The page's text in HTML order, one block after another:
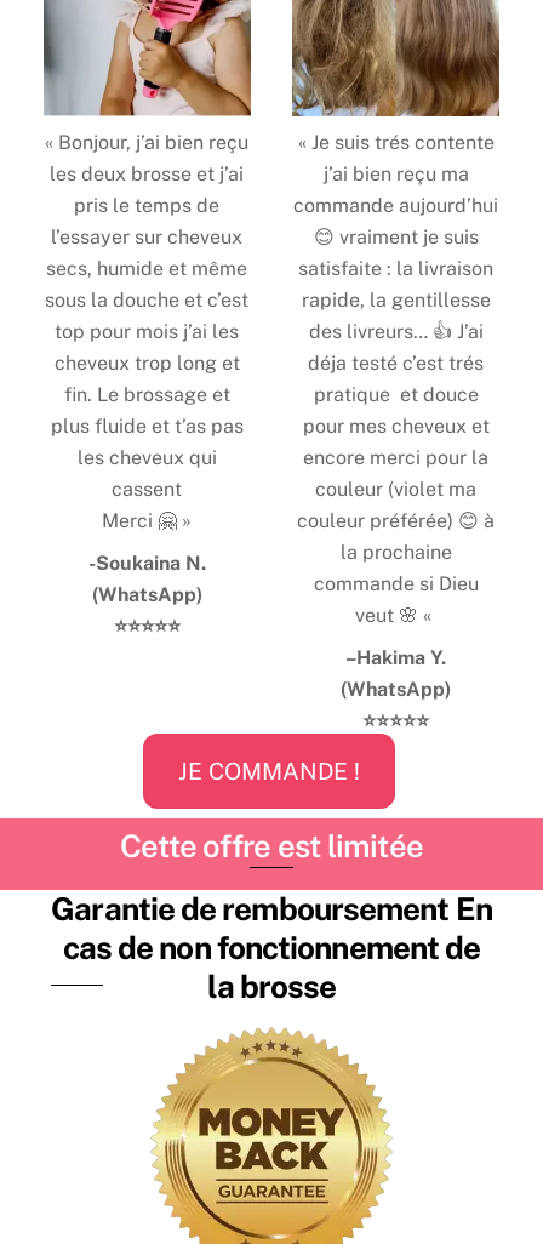
« Bonjour, j’ai bien reçu
les deux brosse et j’ai
pris le temps de
l’essayer sur cheveux
secs, humide et même
sous la douche et c’est
top pour mois j’ai les
cheveux trop long et
fin. Le brossage et
plus fluide et t’as pas
les cheveux qui
cassent
Merci 🤗 »
-Soukaina N.
(WhatsApp)
⭐️⭐️⭐️⭐️⭐️
« Je suis trés contente
j’ai bien reçu ma
commande aujourd’hui
😊 vraiment je suis
satisfaite : la livraison
rapide, la gentillesse
des livreurs… 👍 J’ai
déja testé c’est trés
pratique et douce
pour mes cheveux et
encore merci pour la
couleur (violet ma
couleur préférée) 😊 à
la prochaine
commande si Dieu
veut 🌸 «
–Hakima Y.
(WhatsApp)
⭐️⭐️⭐️⭐️⭐️
JE COMMANDE !
Cette offre est limitée
Garantie de remboursement En
cas de non fonctionnement de
la brosse